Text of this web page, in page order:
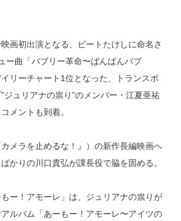
画初出演となる、ビートたけしに命名さ
ー曲「バブリー革命〜ばんばんバブ
リーチャート1位となった、トランスポ
ジュリアナの祟り”のメンバー・江夏亜祐
メントも到着。
カメラを止めるな！』）の新作長編映画へ
かりの川口貴弘が課長役で脇を固める。
ー！アモーレ」は、ジュリアナの祟りが
ルバム「あーもー！アモーレ〜アイツの